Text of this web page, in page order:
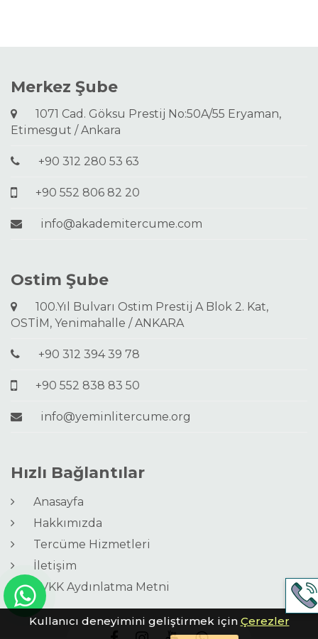
Merkez Şube
1071 Cad. Göksu Prestij No:50A/55 Eryaman,
Etimesgut / Ankara
+90 312 280 53 63
+90 552 806 82 20
info@akademitercume.com
Ostim Şube
100.Yıl Bulvarı Ostim Prestij A Blok 2. Kat,
OSTİM, Yenimahalle / ANKARA
+90 312 394 39 78
+90 552 838 83 50
info@yeminlitercume.org
Hızlı Bağlantılar
Anasayfa
Hakkımızda
Tercüme Hizmetleri
İletişim
KVKK Aydınlatma Metni
Kullanıcı deneyimini geliştirmek için Çerezler